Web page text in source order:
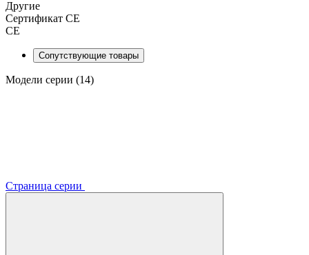
Другие
Сертификат CE
CE
Сопутствующие товары
Модели серии (14)
Страница серии